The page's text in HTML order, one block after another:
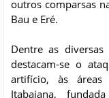
outros comparsas
Bau e Eré.
Dentre as
destacam-se o
artifício, às áreas
Itabaiana,